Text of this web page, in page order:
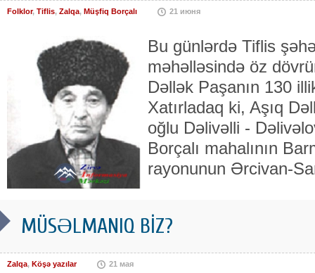
Folklor, Tiflis, Zalqa, Müşfiq Borçalı 21 июня
Bu günlərdə Tiflis
məhəlləsində öz
Dəllək Paşanın 130
Xatırladaq ki, Aşıq
oğlu Dəlivəlli -
Borçalı mahalının
rayonunun Ərcivan-
MÜSƏLMANIQ BİZ?
Zalqa, Köşə yazılar 21 мая